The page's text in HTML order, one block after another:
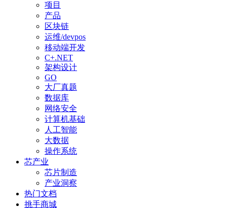
项目
产品
区块链
运维/devpos
移动端开发
C+.NET
架构设计
GO
大厂真题
数据库
网络安全
计算机基础
人工智能
大数据
操作系统
芯产业
芯片制造
产业洞察
热门文档
挑手商城